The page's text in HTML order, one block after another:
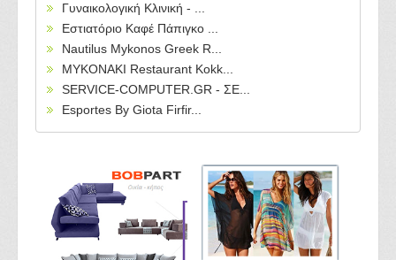
Γυναικολογική Κλινική - ...
Εστιατόριο Καφέ Πάπιγκο ...
Nautilus Mykonos Greek R...
MYKONAKI Restaurant Kokk...
SERVICE-COMPUTER.GR - ΣΕ...
Esportes By Giota Firfir...